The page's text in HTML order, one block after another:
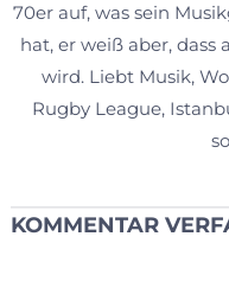
70er auf, was sein
hat, er weiß aber,
wird. Liebt Musik,
Rugby League,
KOMMENTAR